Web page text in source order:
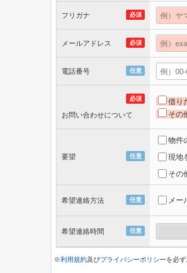
必須
フリガナ
必須
メールアドレス
任意
電話番号
必須
お問い合わせについて
借り
その
任意
要望
物件
現地
その
任意
希望連絡方法 メー
任意
希望連絡時間
※利用規約及びプライバシーポリシーを必